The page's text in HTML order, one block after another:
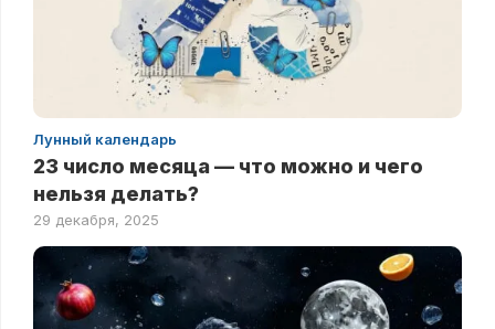
Лунный календарь
23 число месяца — что можно и чего
нельзя делать?
29 декабря, 2025